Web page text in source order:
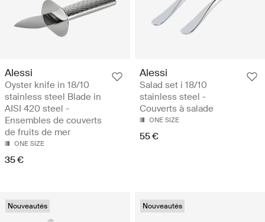
Alessi
Oyster knife in 18/10
stainless steel Blade in
AISI 420 steel -
Ensembles de couverts
de fruits de mer
ONE SIZE
35 €
Alessi
Salad set i 18/10
stainless steel -
Couverts à salade
ONE SIZE
55 €
Nouveautés Nouveautés